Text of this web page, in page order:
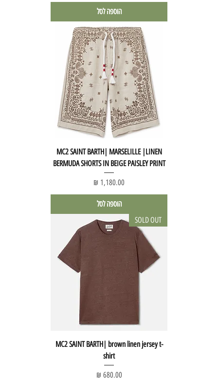
הוספה לסל
MC2 SAINT BARTH| MARSELILLE |LINEN
BERMUDA SHORTS IN BEIGE PAISLEY PRINT
מחיר
הוספה לסל
SOLD OUT
MC2 SAINT BARTH| brown linen jersey t-
shirt
מחיר